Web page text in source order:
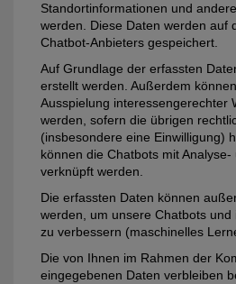
Standortinformationen und
werden. Diese Daten werden auf
Chatbot-Anbieters gespeichert.
Auf Grundlage der erfassten
erstellt werden. Außerdem
Ausspielung interessengerechter
werden, sofern die übrigen
(insbesondere eine Einwilligung)
können die Chatbots mit
verknüpft werden.
Die erfassten Daten können
werden, um unsere Chatbots und
zu verbessern (maschinelles
Die von Ihnen im Rahmen der
eingegebenen Daten verbleiben